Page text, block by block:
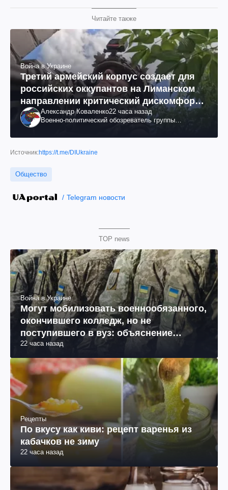
Читайте также
Война в Украине
Третий армейский корпус создает для
российских оккупантов на Лиманском
направлении критический дискомфорт:
как это удалось
Александр Коваленко22 часа назад
Военно-политический обозреватель группы
Источник:https://t.me/DIUkraine
Общество
Telegram новости
TOP news
Война в Украине
Могут мобилизовать военнообязанного,
окончившего колледж, но не
поступившего в вуз: объяснение
юриста
22 часа назад
Рецепты
По вкусу как киви: рецепт варенья из
кабачков не зиму
22 часа назад